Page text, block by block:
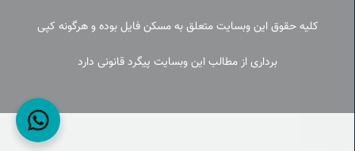
کلیه حقوق این وبسایت متعلق به مسکن فایل بوده و هرگونه کپی
برداری از مطالب این وبسایت پیگرد قانونی دارد